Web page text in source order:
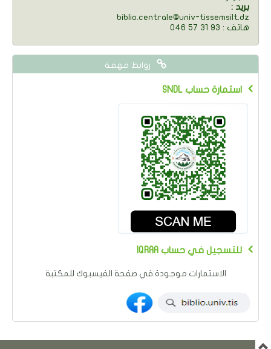
: بريد
biblio.centrale@univ-tissemsilt.dz
046 57 31 93 : هاتف
روابط مهمة
SNDL استمارة حساب
IQRAA للتسجيل في حساب
الاستمارات موجودة في صفحة الفيسبوك للمكتبة